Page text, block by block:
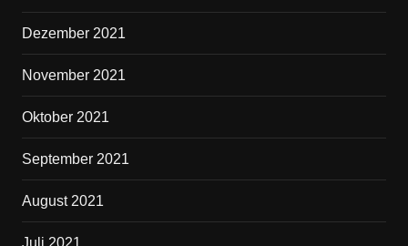
Dezember 2021
November 2021
Oktober 2021
September 2021
August 2021
Juli 2021